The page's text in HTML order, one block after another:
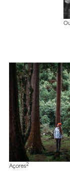
Açores2